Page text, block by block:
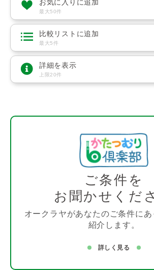
お気に入りに追加
最大50件
比較リストに追加
最大5件
詳細を表示
上限20件
ご条件を
お聞かせくだ
オークラヤがあなたのご条件に
紹介します。
詳しく見る